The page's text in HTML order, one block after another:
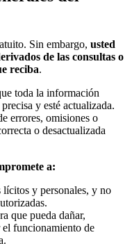
Sin embargo, usted
de las consultas o
reciba.
toda la información
y esté actualizada.
errores, omisiones o
o desactualizada
a:
lícitos y personales, y no
que pueda dañar,
el funcionamiento de